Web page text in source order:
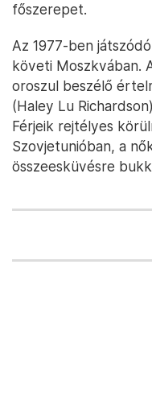
főszerepet.
Az 1977-ben
követi Moszkvában.
oroszul beszélő
(Haley Lu
Férjeik rejtélyes
Szovjetunióban, a
összeesküvésre